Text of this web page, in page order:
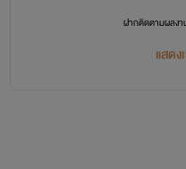
ฝากติดตามผลงา
ไรท์ถนัดเขียน นิยายช
แสด